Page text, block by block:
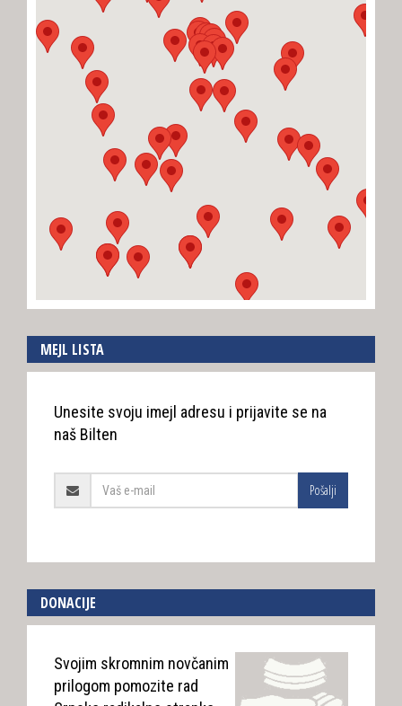
MEJL LISTA
Unesite svoju imejl adresu i prijavite se na
naš Bilten
Pošalji
DONACIJE
Svojim skromnim novčanim
prilogom pomozite rad